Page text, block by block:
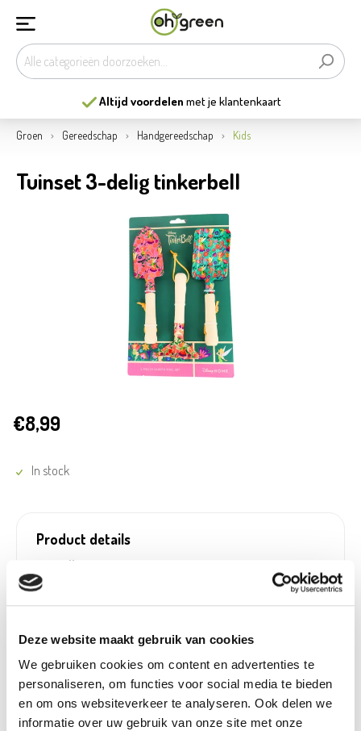
Deze website maakt gebruik van cookies
We gebruiken cookies om content en advertenties te
personaliseren, om functies voor social media te bieden
en om ons websiteverkeer te analyseren. Ook delen we
informatie over uw gebruik van onze site met onze
Altijd voordelen met je klantenkaart
Groen Gereedschap Handgereedschap Kids
Tuinset 3-delig tinkerbell
€8,99
In stock
Product details
Betaalbaar met
Ecocheques:
Gewicht:
0,010 kg
Beschikbaar in deze winkels